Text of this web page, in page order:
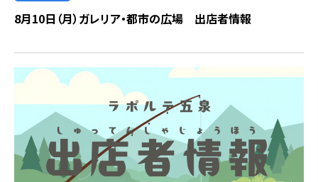
8月10日（月）ガレリア・都市の広場 出店者情報